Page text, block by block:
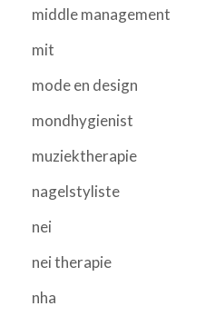
middle management
mit
mode en design
mondhygienist
muziektherapie
nagelstyliste
nei
nei therapie
nha